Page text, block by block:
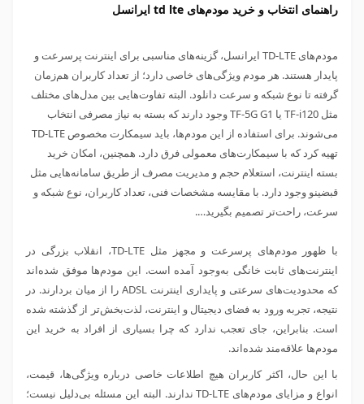
راهنمای انتخاب و خرید مودم‌های td lte ایرانسل
مودم‌های TD-LTE ایرانسل، گزینه‌های مناسبی برای اینترنت پرسرعت و
پایدار هستند. هر مودم ویژگی‌های خاصی دارد؛ از تعداد کاربران هم‌زمان
گرفته تا نوع شبکه و سرعت دانلود. البته تفاوت‌هایی بین مدل‌های مختلف
مثل TF-i120 یا TF-5G G1 وجود دارند که بسته به نیاز مصرفی انتخاب
می‌شوند. برای استفاده از این مودم‌ها، باید سیمکارت مخصوص TD-LTE
تهیه کرد که با سیمکارت‌های معمولی فرق دارد. همچنین، امکان خرید
بسته اینترنت، استعلام حجم و مدیریت مصرف از طریق سامانه‌هایی مثل
قبضینو وجود دارد. با مقایسه مشخصات فنی، تعداد کاربران، نوع شبکه و
سرعت، راحت‌تر تصمیم بگیرید….
با ظهور مودم‌های پرسرعت و مجهز مثل TD-LTE، انقلاب بزرگی در
اینترنت‌های ثابت خانگی به‌وجود آمده است. این مودم‌ها موفق شده‌اند
که محدودیت‌های سرعتی و پایداری اینترنت ADSL را از میان بردارند. در
نتیجه، تجربه ورود به فضای دیجیتال و اینترنت، لذت‌بخش‌تر از گذشته شده
است. بنابراین، جای تعجب ندارد که چرا بسیاری از افراد به خرید این
مودم‌ها علاقه‌مند شده‌اند.
با این حال، اکثر کاربران هیچ اطلاعات خاصی درباره ویژگی‌ها، قیمت،
انواع و مزایای مودم‌های TD-LTE ندارند. البته این مسئله بی‌دلیل نیست؛